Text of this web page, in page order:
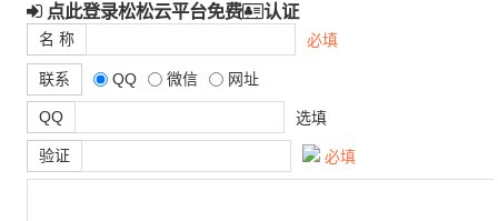
点此登录松松云平台免费 认证
名 称 必填
联系 QQ 微信 网址
QQ 选填
验证 必填